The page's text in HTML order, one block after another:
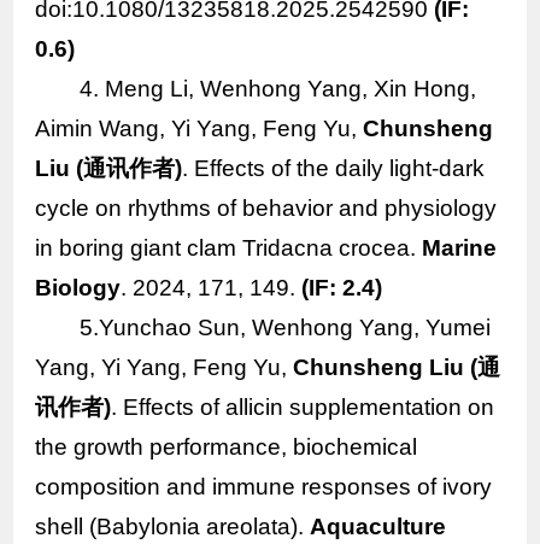
doi:10.1080/13235818.2025.2542590 (IF:
0.6)
4. Meng Li, Wenhong Yang, Xin Hong,
Aimin Wang, Yi Yang, Feng Yu, Chunsheng
Liu (通讯作者). Effects of the daily light-dark
cycle on rhythms of behavior and physiology
in boring giant clam Tridacna crocea. Marine
Biology. 2024, 171, 149. (IF: 2.4)
5.Yunchao Sun, Wenhong Yang, Yumei
Yang, Yi Yang, Feng Yu, Chunsheng Liu (通
讯作者). Effects of allicin supplementation on
the growth performance, biochemical
composition and immune responses of ivory
shell (Babylonia areolata). Aquaculture